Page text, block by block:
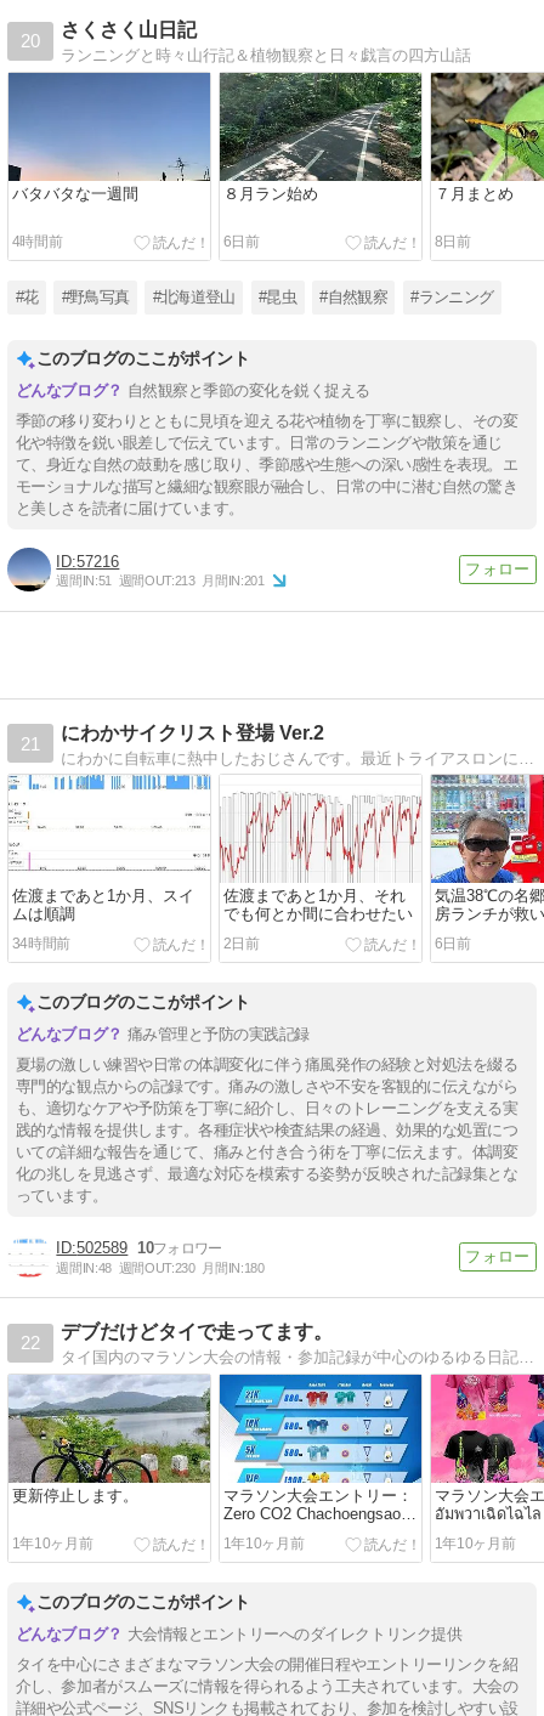
20
さくさく山日記
ランニングと時々山行記＆植物観察と日々戯言の四方山話
バタバタな一週間
4時間前
８月ラン始め
6日前
７月まとめ
8日前
#花 #野鳥写真 #北海道登山 #昆虫 #自然観察 #ランニング
このブログのここがポイント
自然観察と季節の変化を鋭く捉える
季節の移り変わりとともに見頃を迎える花や植物を丁寧に観察し、その変
化や特徴を鋭い眼差しで伝えています。日常のランニングや散策を通じ
て、身近な自然の鼓動を感じ取り、季節感や生態への深い感性を表現。エ
モーショナルな描写と繊細な観察眼が融合し、日常の中に潜む自然の驚き
と美しさを読者に届けています。
57216
週間IN:51 週間OUT:213 月間IN:201
21
にわかサイクリスト登場 Ver.2
佐渡まであと1か月、スイ
ムは順調
34時間前
佐渡まであと1か月、それ
でも何とか間に合わせたい
2日前
気温38℃の名
房ランチが救
6日前
このブログのここがポイント
痛み管理と予防の実践記録
夏場の激しい練習や日常の体調変化に伴う痛風発作の経験と対処法を綴る
専門的な観点からの記録です。痛みの激しさや不安を客観的に伝えながら
も、適切なケアや予防策を丁寧に紹介し、日々のトレーニングを支える実
践的な情報を提供します。各種症状や検査結果の経過、効果的な処置につ
いての詳細な報告を通じて、痛みと付き合う術を丁寧に伝えます。体調変
化の兆しを見逃さず、最適な対応を模索する姿勢が反映された記録集とな
っています。
502589 10
週間IN:48 週間OUT:230 月間IN:180
22
デブだけどタイで走ってます。
タイ国内のマラソン大会の情報・参加記録が中心のゆるゆる日記です。
更新停止します。
1年10ヶ月前
マラソン大会エントリー：
Zero CO2 Chachoengsao
Run 2024
1年10ヶ月前
マラソン大会
อัมพวาเฉิดไฉไ
อัมพวา ฮาล์ฟม
9
1年10ヶ月前
このブログのここがポイント
大会情報とエントリーへのダイレクトリンク提供
タイを中心にさまざまなマラソン大会の開催日程やエントリーリンクを紹
介し、参加者がスムーズに情報を得られるよう工夫されています。大会の
詳細や公式ページ、SNSリンクも掲載されており、参加を検討しやすい設